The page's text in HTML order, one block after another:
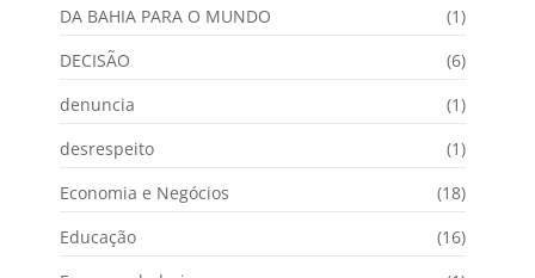
DA BAHIA PARA O MUNDO
(1)
DECISÃO
(6)
denuncia
(1)
desrespeito
(1)
Economia e Negócios
(18)
Educação
(16)